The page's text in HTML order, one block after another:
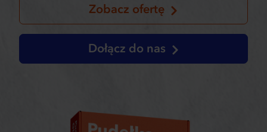
Zobacz ofertę
Dołącz do nas